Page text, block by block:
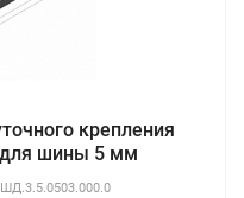
крепления
шины 5 мм